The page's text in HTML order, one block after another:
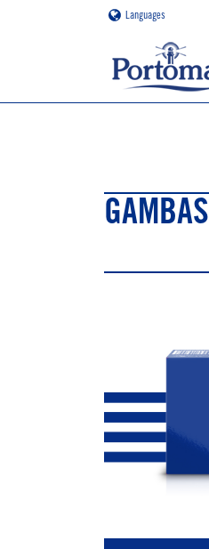
Languages
GAMBAS